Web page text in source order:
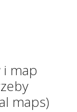
map
maps)